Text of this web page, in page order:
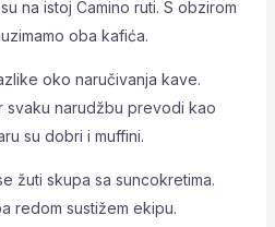
na istoj Camino ruti. S obzirom
oba kafića.
oko naručivanja kave.
svaku narudžbu prevodi kao
su dobri i muffini.
žuti skupa sa suncokretima.
redom sustižem ekipu.